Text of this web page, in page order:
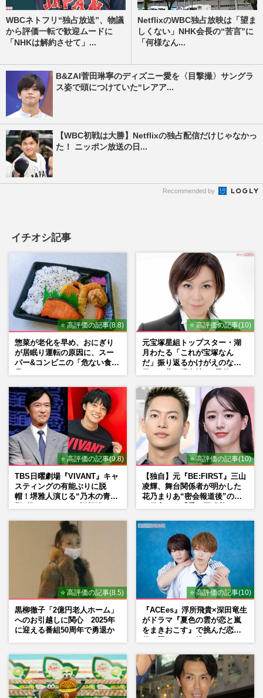
WBCネトフリ“独占放送”、物議
から評価一転で歓迎ムードに
「NHKは解約させて」...
NetflixのWBC独占放映は「望ま
しくない」NHK会長の“苦言”に
「何様なん...
B&ZAI菅田琳寧のディズニー愛を〈目撃撮〉サングラ
ス姿で頭につけていた“レアア...
【WBC初戦は大勝】Netflixの独占配信だけじゃなかっ
た！ ニッポン放送の日...
Recommended by
イチオシ記事
⭐ 高評価の記事(8.8)
惣菜が老化を早め、おにぎり
が居眠り運転の原因に、スー
パー&コンビニの「危ない食
⭐ 高評価の記事(10)
元宝塚星組トップスター・湖
月わたる「これが宝塚なん
だ」振り返るかけがえのない
⭐ 高評価の記事(9.8)
TBS日曜劇場『VIVANT』キャ
スティングの有能ぶりに脱
帽！堺雅人演じる“乃木の青年
マン長男・櫻井海音だった
⭐ 高評価の記事(10)
【独自】元『BE:FIRST』三山
凌輝、舞台関係者が明かした
花乃まりあ“密会報道後”の呆
⭐ 高評価の記事(8.5)
黒柳徹子「2億円老人ホーム」
へのお引越しに関心 2025年
に迎える番組50周年で勇退か
⭐ 高評価の記事(10)
『ACEes』浮所飛貴×深田竜生
がドラマ『夏色の雲が恋と嵐
をまきおこす』で挑んだ恋人